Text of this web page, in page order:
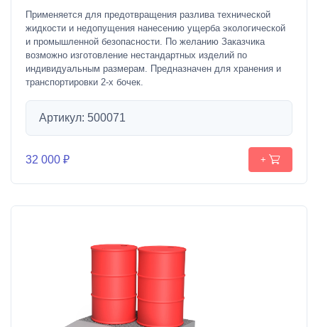
Применяется для предотвращения разлива технической
жидкости и недопущения нанесению ущерба экологической
и промышленной безопасности. По желанию Заказчика
возможно изготовление нестандартных изделий по
индивидуальным размерам. Предназначен для хранения и
транспортировки 2-х бочек.
Артикул: 500071
32 000 ₽ +